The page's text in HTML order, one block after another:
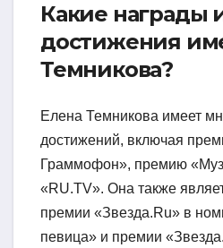
Какие награды
достижения
Темникова?
Елена Темникова имеет
достижений, включая
Граммофон», премию
«RU.TV». Она также
премии «Звезда.Ru» в
певица» и премии